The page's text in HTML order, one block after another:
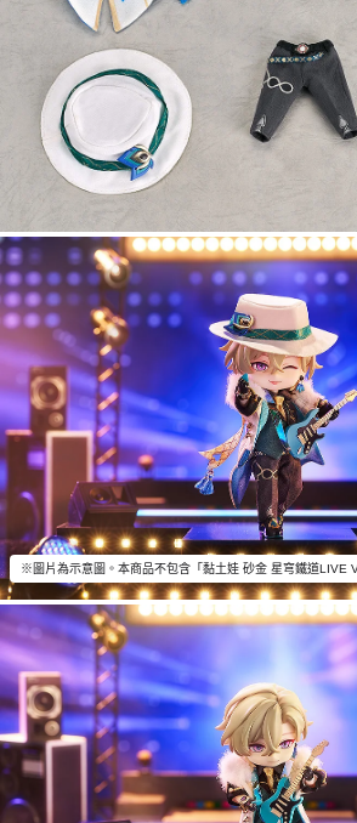
※圖片為示意圖。本商品不包含「黏土娃 砂金 星穹鐵道LIVE